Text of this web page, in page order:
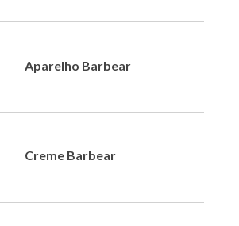
Aparelho Barbear
Creme Barbear